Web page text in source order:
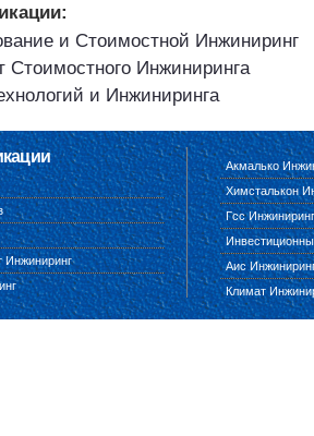
и Стоимостной Инжиниринг
Стоимостного Инжиниринга
и Инжиниринга
Инжиниринг
Акмалько
Химсталькон
Гсс Инжиниринг
Аис
Климат